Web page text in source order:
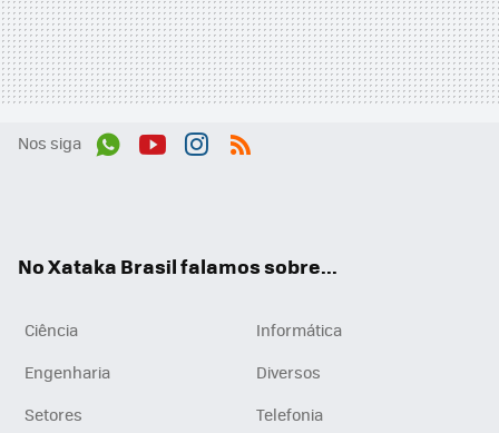
Nos siga
No Xataka Brasil falamos sobre...
Ciência
Informática
Engenharia
Diversos
Setores
Telefonia